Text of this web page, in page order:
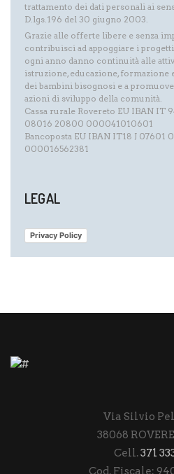
trattamento dei dati personali ai
D.lgs.196 del 30 giugno 2003.
Grazie alle offerte libere e senza
contribuisci ad appoggiare i
ogni anno danno continuità alle
istruzione, educazione, formazione
dei bambini bisognosi e a
azioni di sviluppo della comunità.
Cassa rurale Rovereto EU IBAN IT
08016 20800 000041010601
Bancoposta EU IBAN IT18 J 07601
000016562381
LEGAL
Privacy Policy
Via Silvio
38068
Cell.371
Cod. Fiscale: